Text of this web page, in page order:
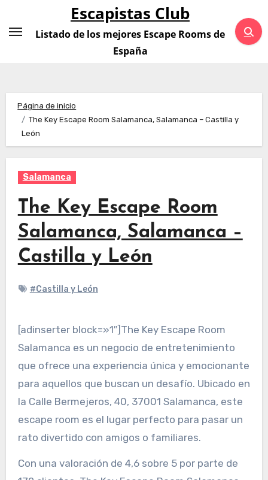
contenido
Escapistas Club
Listado de los mejores Escape Rooms de
España
Página de inicio
The Key Escape Room Salamanca, Salamanca – Castilla y
León
Salamanca
The Key Escape Room
Salamanca, Salamanca –
Castilla y León
#Castilla y León
[adinserter block=»1″]The Key Escape Room
Salamanca es un negocio de entretenimiento
que ofrece una experiencia única y emocionante
para aquellos que buscan un desafío. Ubicado en
la Calle Bermejeros, 40, 37001 Salamanca, este
escape room es el lugar perfecto para pasar un
rato divertido con amigos o familiares.
Con una valoración de 4,6 sobre 5 por parte de